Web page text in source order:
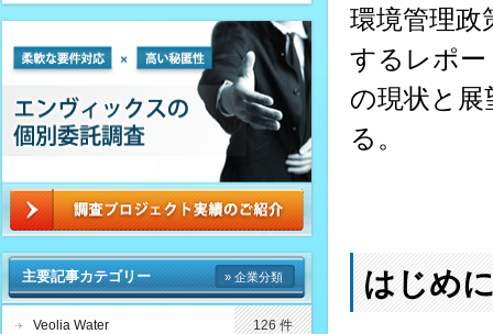
環境管理
するレポー
の現状と
る。
はじめ
主要記事カテゴリー » 企業分類
Veolia Water 126 件